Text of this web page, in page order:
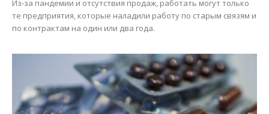
Из-за пандемии и отсутствия продаж, работать могут только
те предприятия, которые наладили работу по старым связям и
по контрактам на один или два года.